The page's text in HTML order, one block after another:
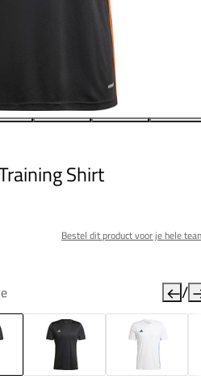
Shirt
Bestel dit product voor je hele
/